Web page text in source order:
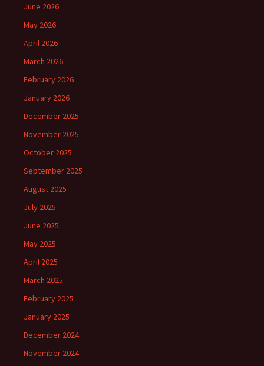
June 2026
May 2026
April 2026
March 2026
February 2026
January 2026
December 2025
November 2025
October 2025
September 2025
August 2025
July 2025
June 2025
May 2025
April 2025
March 2025
February 2025
January 2025
December 2024
November 2024